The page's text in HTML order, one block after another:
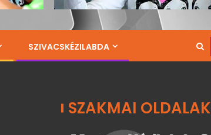
SZIVACSKÉZILABDA
SZAKMAI OLDALAK